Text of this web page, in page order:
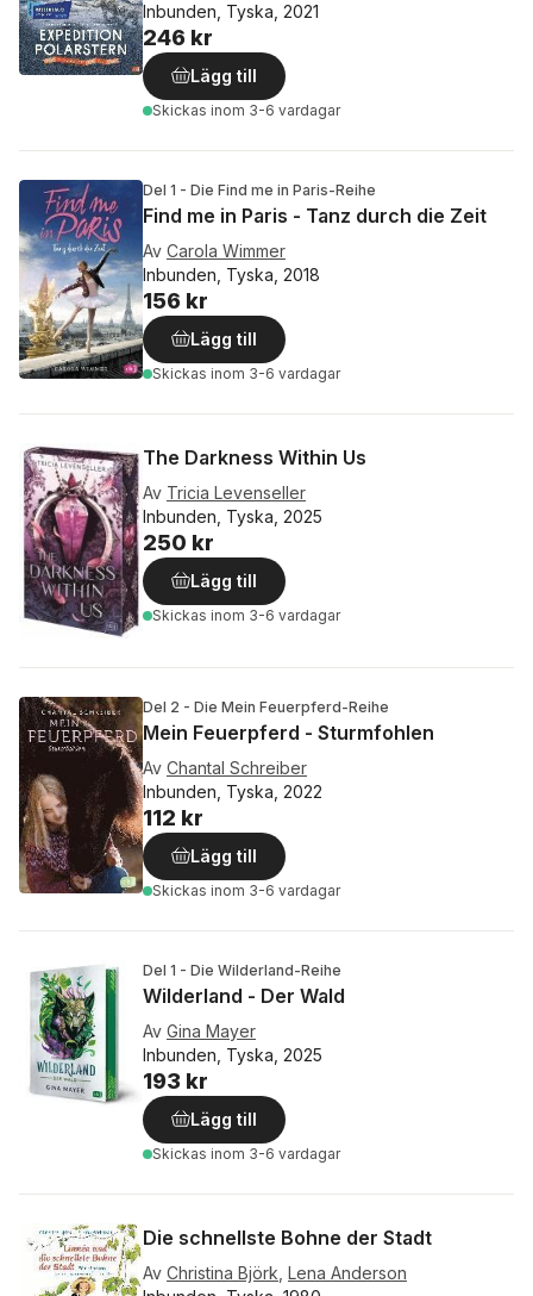
Inbunden, Tyska, 2021
246 kr
Lägg till
Skickas inom 3-6 vardagar
Del 1 - Die Find me in Paris-Reihe
Find me in Paris - Tanz durch die Zeit
Av Carola Wimmer
Inbunden, Tyska, 2018
156 kr
Lägg till
Skickas inom 3-6 vardagar
The Darkness Within Us
Av Tricia Levenseller
Inbunden, Tyska, 2025
250 kr
Lägg till
Skickas inom 3-6 vardagar
Del 2 - Die Mein Feuerpferd-Reihe
Mein Feuerpferd - Sturmfohlen
Av Chantal Schreiber
Inbunden, Tyska, 2022
112 kr
Lägg till
Skickas inom 3-6 vardagar
Del 1 - Die Wilderland-Reihe
Wilderland - Der Wald
Av Gina Mayer
Inbunden, Tyska, 2025
193 kr
Lägg till
Skickas inom 3-6 vardagar
Die schnellste Bohne der Stadt
Av Christina Björk Lena Anderson